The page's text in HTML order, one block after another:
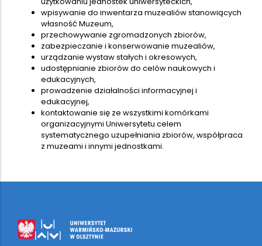
wpisywanie do inwentarza muzealiów stanowiących
własność Muzeum,
przechowywanie zgromadzonych zbiorów,
zabezpieczanie i konserwowanie muzealiów,
urządzanie wystaw stałych i okresowych,
udostępnianie zbiorów do celów naukowych i
edukacyjnych,
prowadzenie działalności informacyjnej i
edukacyjnej,
kontaktowanie się ze wszystkimi komórkami
organizacyjnymi Uniwersytetu celem
systematycznego uzupełniania zbiorów, współpraca
z muzeami i innymi jednostkami.